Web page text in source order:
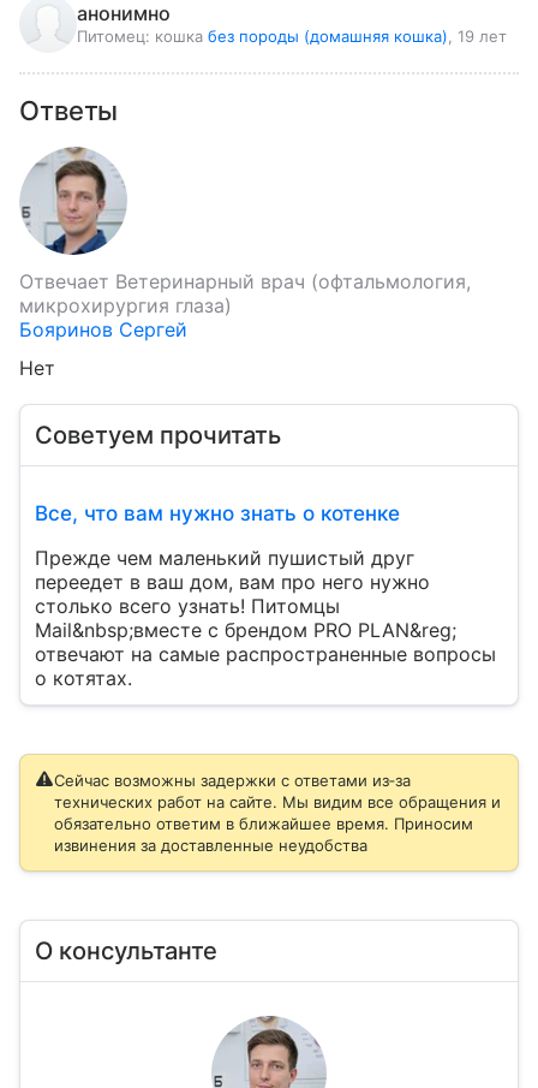
анонимно
Питомец: кошка без породы (домашняя кошка) , 19 лет
Ответы
Отвечает Ветеринарный врач (офтальмология,
микрохирургия глаза)
Бояринов Сергей
Нет
Советуем прочитать
Все, что вам нужно знать о котенке
Прежде чем маленький пушистый друг
переедет в ваш дом, вам про него нужно
столько всего узнать! Питомцы
Mail&nbsp;вместе с брендом PRO PLAN&reg;
отвечают на самые распространенные вопросы
о котятах.
Сейчас возможны задержки с ответами из‑за
технических работ на сайте. Мы видим все обращения и
обязательно ответим в ближайшее время. Приносим
извинения за доставленные неудобства
О консультанте